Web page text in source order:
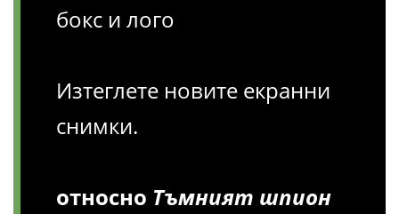
бокс и лого
Изтеглете новите екранни
снимки.
относно Тъмният шпион